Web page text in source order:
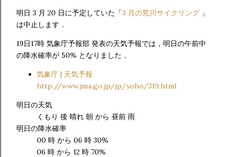
明日 3 月 20 日に予定していた「3 月の荒川サイクリング 」
は中止します．
19日17時 気象庁予報部 発表の天気予報では，明日の午前中
の降水確率が 50% となりました．
気象庁 | 天気予報
http://www.jma.go.jp/jp/yoho/319.html
明日の天気
くもり 後 晴れ 朝 から 昼前 雨
明日の降水確率
00 時 から 06 時 30%
06 時 から 12 時 70%